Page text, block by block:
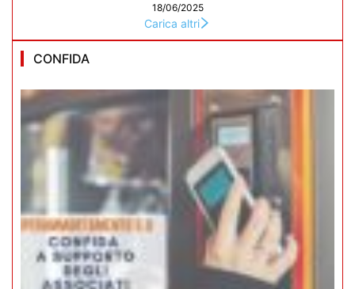
18/06/2025
Carica altri
CONFIDA